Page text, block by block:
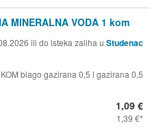
MINERALNA VODA 1 kom
ili do isteka zaliha u Studenac
blago gazirana 0,5 l gazirana 0,5
1,09 €
1,39 €